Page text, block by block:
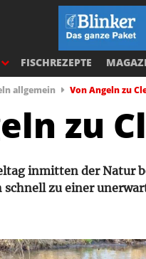
FISCHREZEPTE
allgemein Von Angeln zu
zu
inmitten der Natur
zu einer